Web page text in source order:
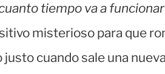
tiempo va a
misterioso para que
cuando sale una